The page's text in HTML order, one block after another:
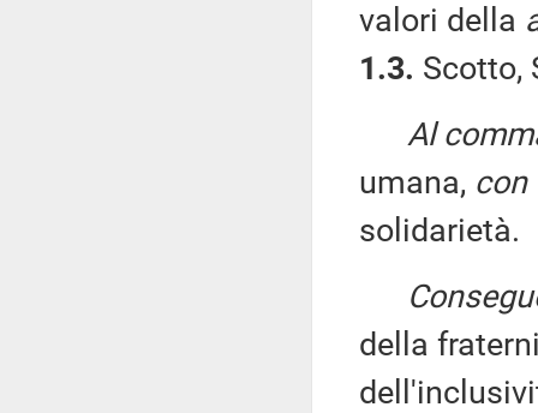
valori della
1.3. Scotto,
Al
umana, con
solidarietà.
della